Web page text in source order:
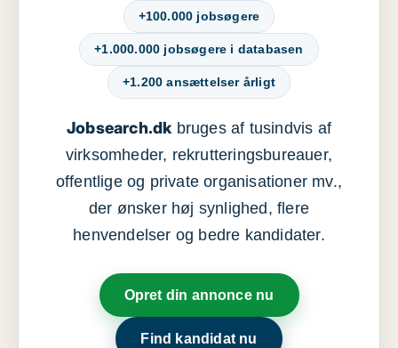
+100.000 jobsøgere
+1.000.000 jobsøgere i databasen
+1.200 ansættelser årligt
Jobsearch.dkbruges af tusindvis af
virksomheder, rekrutteringsbureauer,
offentlige og private organisationer mv.,
der ønsker høj synlighed, flere
henvendelser og bedre kandidater.
Opret din annonce nu
Find kandidat nu